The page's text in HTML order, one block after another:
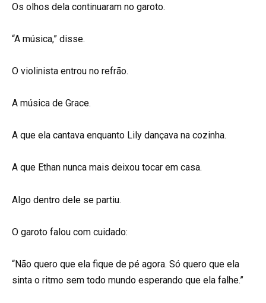
Os olhos dela continuaram no garoto.
“A música,” disse.
O violinista entrou no refrão.
A música de Grace.
A que ela cantava enquanto Lily dançava na cozinha.
A que Ethan nunca mais deixou tocar em casa.
Algo dentro dele se partiu.
O garoto falou com cuidado:
“Não quero que ela fique de pé agora. Só quero que ela
sinta o ritmo sem todo mundo esperando que ela falhe.”